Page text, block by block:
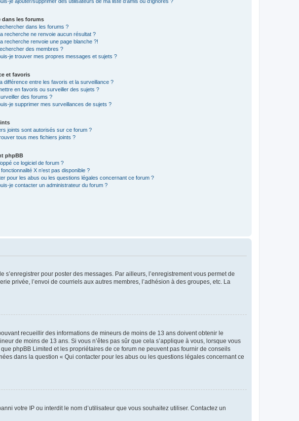
dans les forums
dans les forums ?
recherche ne renvoie aucun résultat ?
recherche renvoie une page blanche ?!
des membres ?
je trouver mes propres messages et sujets ?
et favoris
différence entre les favoris et la surveillance ?
en favoris ou surveiller des sujets ?
des forums ?
je supprimer mes surveillances de sujets ?
joints sont autorisés sur ce forum ?
tous mes fichiers joints ?
phpBB
ce logiciel de forum ?
X n’est pas disponible ?
pour les abus ou les questions légales concernant ce forum ?
je contacter un administrateur du forum ?
pour poster des messages. Par ailleurs, l’enregistrement vous permet de
privée, l’envoi de courriels aux autres membres, l’adhésion à des groupes, etc. La
recueillir des informations de mineurs de moins de 13 ans doivent obtenir le
de moins de 13 ans. Si vous n’êtes pas sûr que cela s’applique à vous, lorsque vous
phpBB Limited et les propriétaires de ce forum ne peuvent pas fournir de conseils
dans la question « Qui contacter pour les abus ou les questions légales concernant ce
votre IP ou interdit le nom d’utilisateur que vous souhaitez utiliser. Contactez un